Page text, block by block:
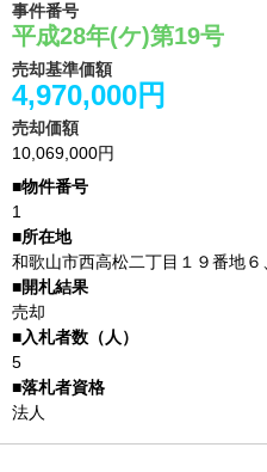
事件番号
平成28年(ケ)第19号
売却基準価額
4,970,000円
売却価額
10,069,000円
1
和歌山市西高松二丁目１９番地６
売却
5
法人